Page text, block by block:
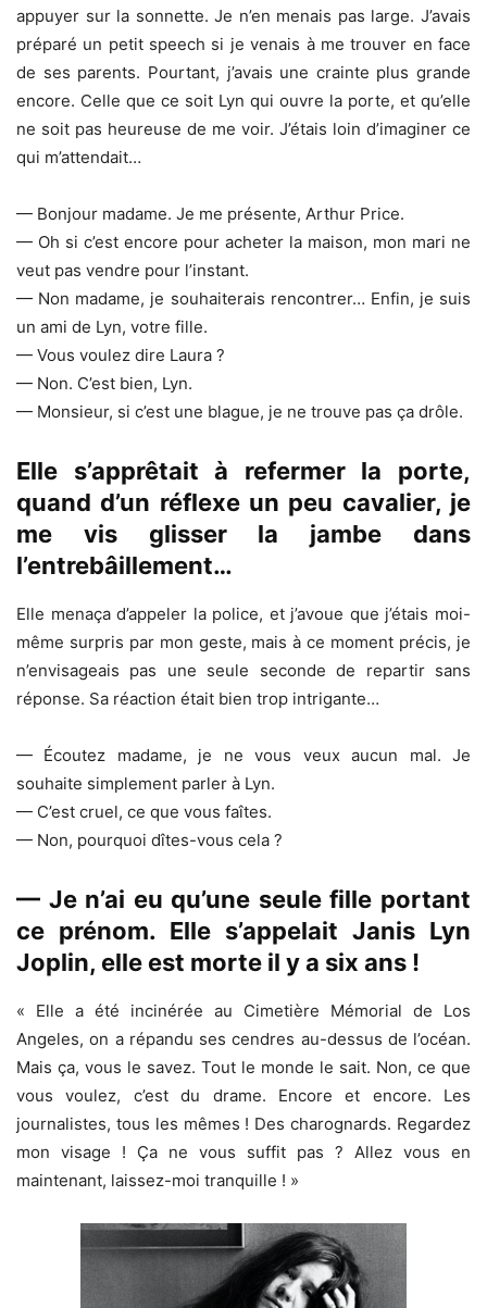
appuyer sur la sonnette. Je n’en menais pas large. J’avais
préparé un petit speech si je venais à me trouver en face
de ses parents. Pourtant, j’avais une crainte plus grande
encore. Celle que ce soit Lyn qui ouvre la porte, et qu’elle
ne soit pas heureuse de me voir. J’étais loin d’imaginer ce
qui m’attendait…
— Bonjour madame. Je me présente, Arthur Price.
— Oh si c’est encore pour acheter la maison, mon mari ne
veut pas vendre pour l’instant.
— Non madame, je souhaiterais rencontrer… Enfin, je suis
un ami de Lyn, votre fille.
— Vous voulez dire Laura ?
— Non. C’est bien, Lyn.
— Monsieur, si c’est une blague, je ne trouve pas ça drôle.
Elle s’apprêtait à refermer la porte,
quand d’un réflexe un peu cavalier, je
me vis glisser la jambe dans
l’entrebâillement…
Elle menaça d’appeler la police, et j’avoue que j’étais moi-
même surpris par mon geste, mais à ce moment précis, je
n’envisageais pas une seule seconde de repartir sans
réponse. Sa réaction était bien trop intrigante…
— Écoutez madame, je ne vous veux aucun mal. Je
souhaite simplement parler à Lyn.
— C’est cruel, ce que vous faîtes.
— Non, pourquoi dîtes-vous cela ?
— Je n’ai eu qu’une seule fille portant
ce prénom. Elle s’appelait Janis Lyn
Joplin, elle est morte il y a six ans !
« Elle a été incinérée au Cimetière Mémorial de Los
Angeles, on a répandu ses cendres au-dessus de l’océan.
Mais ça, vous le savez. Tout le monde le sait. Non, ce que
vous voulez, c’est du drame. Encore et encore. Les
journalistes, tous les mêmes ! Des charognards. Regardez
mon visage ! Ça ne vous suffit pas ? Allez vous en
maintenant, laissez-moi tranquille ! »